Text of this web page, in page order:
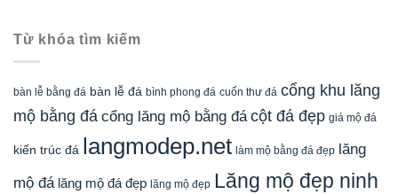
Từ khóa tìm kiếm
bàn lễ bằng đá bàn lễ đá bình phong đá cuốn thư đá cổng khu lăng
mộ bằng đá cổng lăng mộ bằng đá cột đá đẹp giá mộ đá
kiến trúc đá langmodep.net làm mộ bằng đá đẹp lăng
mộ đá lăng mộ đá đẹp lăng mộ đẹp Lăng mộ đẹp ninh